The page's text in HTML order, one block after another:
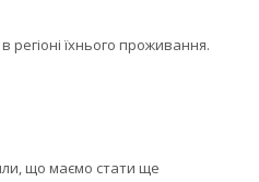
регіоні їхнього проживання.
що маємо стати ще